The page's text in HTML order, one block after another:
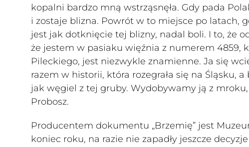
kopalni bardzo mną wstrząsnęła. Gdy pada
i zostaje blizna. Powrót w to miejsce po latach,
jest jak dotknięcie tej blizny, nadal boli. I to, że
że jestem w pasiaku więźnia z numerem 4859,
Pileckiego, jest niezwykle znamienne. Ja się
razem w historii, która rozegrała się na Śląsku,
jak węgiel z tej gruby. Wydobywamy ją z
Probosz.
Producentem dokumentu „Brzemię” jest
koniec roku, na razie nie zapadły jeszcze